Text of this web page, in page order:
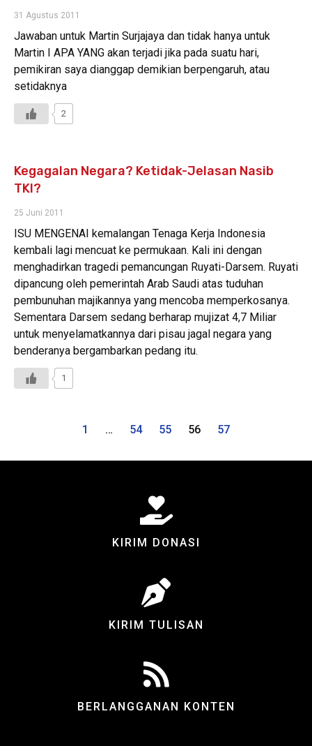
31 Agustus 2011
Jawaban untuk Martin Surjajaya dan tidak hanya untuk
Martin I APA YANG akan terjadi jika pada suatu hari,
pemikiran saya dianggap demikian berpengaruh, atau
setidaknya
2
Kegagalan Negara? Ketidak-Jelasan Nasib
TKI?
25 Juni 2011
ISU MENGENAI kemalangan Tenaga Kerja Indonesia
kembali lagi mencuat ke permukaan. Kali ini dengan
menghadirkan tragedi pemancungan Ruyati-Darsem. Ruyati
dipancung oleh pemerintah Arab Saudi atas tuduhan
pembunuhan majikannya yang mencoba memperkosanya.
Sementara Darsem sedang berharap mujizat 4,7 Miliar
untuk menyelamatkannya dari pisau jagal negara yang
benderanya bergambarkan pedang itu.
1
1 … 54 55 56 57
KIRIM DONASI
KIRIM TULISAN
BERLANGGANAN KONTEN